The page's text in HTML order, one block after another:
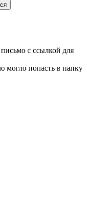
с ссылкой для
могло попасть в папку